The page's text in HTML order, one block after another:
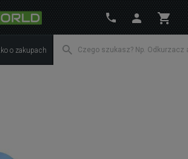
o zakupach